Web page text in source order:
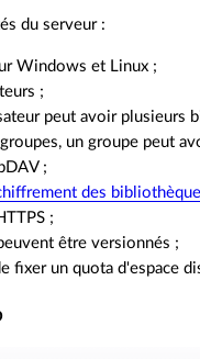
du serveur :
Windows et Linux ;
;
peut avoir plusieurs
un groupe peut
;
des
;
être versionnés ;
fixer un quota d'espace